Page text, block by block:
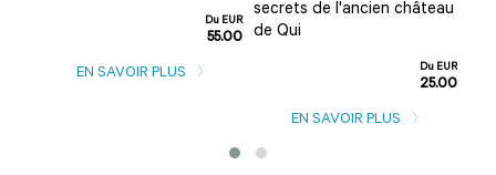
Du EUR
55.00
EN SAVOIR PLUS
secrets de l'ancien château
de Qui
Du EUR
25.00
EN SAVOIR PLUS